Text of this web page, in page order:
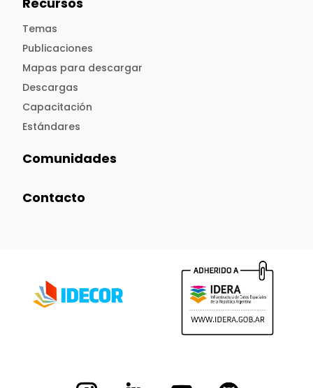
Temas
Publicaciones
Mapas para descargar
Descargas
Capacitación
Estándares
Comunidades
Contacto